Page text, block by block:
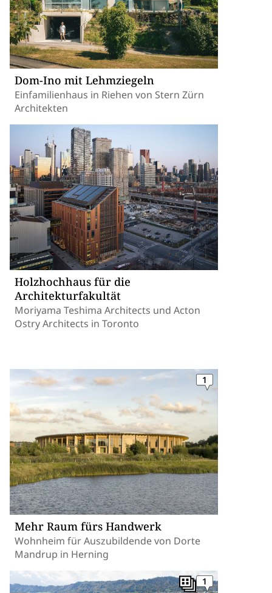
Dom-Ino mit Lehmziegeln
Einfamilienhaus in Riehen von Stern Zürn
Architekten
Holzhochhaus für die
Architekturfakultät
Moriyama Teshima Architects und Acton
Ostry Architects in Toronto
Mehr Raum fürs Handwerk
Wohnheim für Auszubildende von Dorte
Mandrup in Herning
1
1